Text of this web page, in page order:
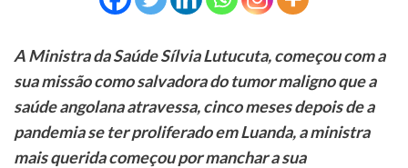
A Ministra da Saúde Sílvia Lutucuta, começou com a
sua missão como salvadora do tumor maligno que a
saúde angolana atravessa, cinco meses depois de a
pandemia se ter proliferado em Luanda, a ministra
mais querida começou por manchar a sua